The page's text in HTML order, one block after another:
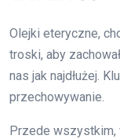
Olejki eteryczne,
troski, aby
nas jak najdłużej.
przechowywanie.
Przede wszystkim,